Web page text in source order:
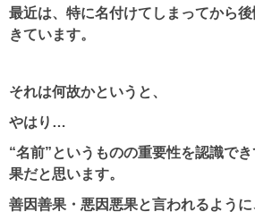
最近は、特に名付けてしまってから
きています。
それは何故かというと、
やはり…
“名前”というものの重要性を認識で
果だと思います。
善因善果・悪因悪果と言われるよう